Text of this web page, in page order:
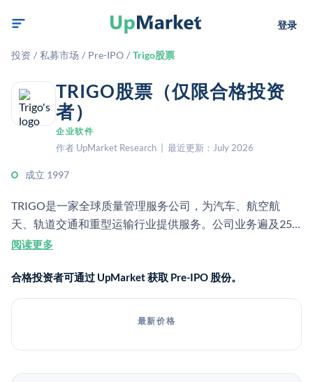
登录
投资 / 私募市场 / Pre-IPO / Trigo股票
TRIGO股票（仅限合格投资
者）
企业软件
作者 UpMarket Research | 最近更新：July 2026
成立 1997
TRIGO是一家全球质量管理服务公司，为汽车、航空航
天、轨道交通和重型运输行业提供服务。公司业务遍及25
多个国家，拥有10,000多名专业人员，专注于质量控制和制
阅读更多
合格投资者可通过 UpMarket 获取 Pre-IPO 股份。
最新价格